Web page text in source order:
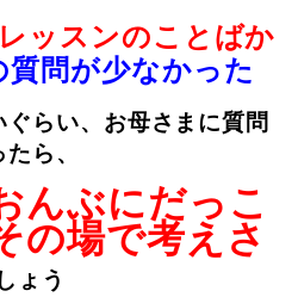
ッスンのことばか
質問が少なかった
ぐらい、お母さまに質問
ら、
んぶにだっこ
の場で考えさ
ょう